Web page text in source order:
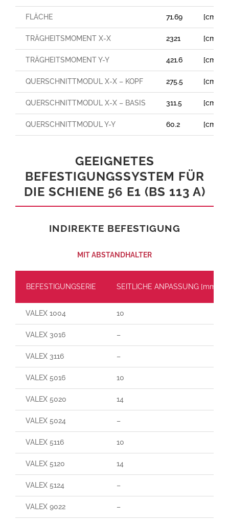
FLÄCHE 71.69 [cm²]
TRÄGHEITSMOMENT X-X 2321 [cm⁴]
TRÄGHEITSMOMENT Y-Y 421.6 [cm⁴]
QUERSCHNITTMODUL X-X – KOPF 275.5 [cm³]
QUERSCHNITTMODUL X-X – BASIS 311.5 [cm³]
QUERSCHNITTMODUL Y-Y 60.2 [cm³]
GEEIGNETES
BEFESTIGUNGSSYSTEM FÜR
DIE SCHIENE 56 E1 (BS 113 A)
INDIREKTE BEFESTIGUNG
MIT ABSTANDHALTER
BEFESTIGUNGSERIE SEITLICHE ANPASSUNG [mm]
VALEX 1004 10
VALEX 3016 –
VALEX 3116 –
VALEX 5016 10
VALEX 5020 14
VALEX 5024 –
VALEX 5116 10
VALEX 5120 14
VALEX 5124 –
VALEX 9022 –